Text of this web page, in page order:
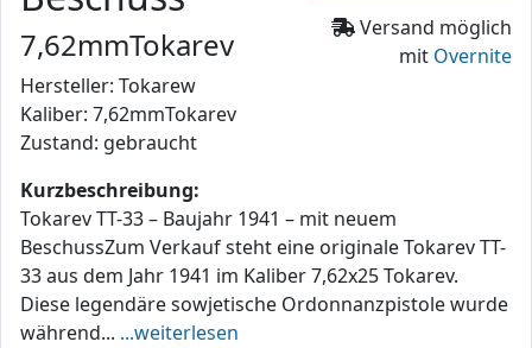
Versand möglich
mit Overnite
7,62mmTokarev
Hersteller: Tokarew
Kaliber: 7,62mmTokarev
Zustand: gebraucht
Kurzbeschreibung:
Tokarev TT-33 – Baujahr 1941 – mit neuem
BeschussZum Verkauf steht eine originale Tokarev TT-
33 aus dem Jahr 1941 im Kaliber 7,62x25 Tokarev.
Diese legendäre sowjetische Ordonnanzpistole wurde
während... ...weiterlesen